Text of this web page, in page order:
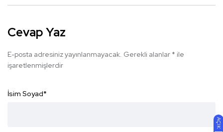
AÇIK
Cevap Yaz
E-posta adresiniz yayınlanmayacak. Gerekli alanlar * ile
işaretlenmişlerdir
İsim Soyad*